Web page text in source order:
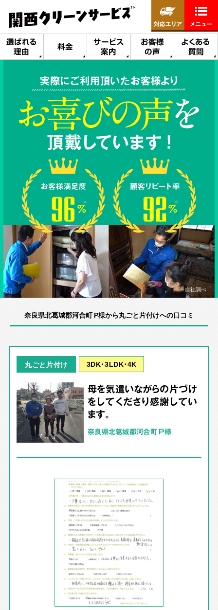
選ばれる
理由
料金
サービス
案内
お客様
の声
よくある
質問
対応エリア メニュー
実際にご利用頂いたお客様より
※自社調べ
奈良県北葛城郡河合町 P様から丸ごと片付けへの口コミ
丸ごと片付け 3DK･3LDK･4K
母を気遣いながらの片づけ
をしてくださり感謝してい
ます。
奈良県北葛城郡河合町 P様